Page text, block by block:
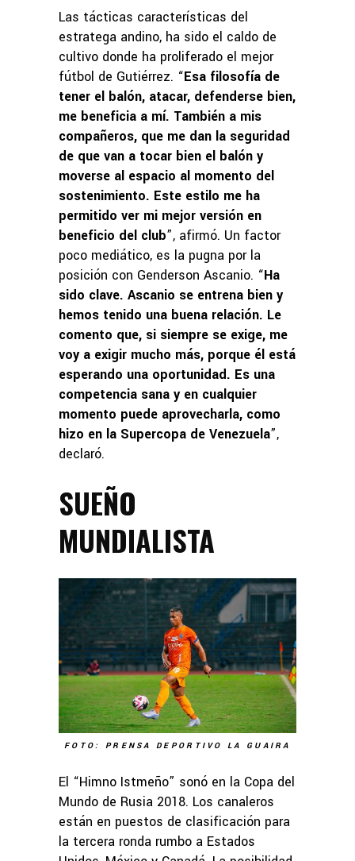
Las tácticas características del
estratega andino, ha sido el caldo de
cultivo donde ha proliferado el mejor
fútbol de Gutiérrez. “Esa filosofía de
tener el balón, atacar, defenderse bien,
me beneficia a mí. También a mis
compañeros, que me dan la seguridad
de que van a tocar bien el balón y
moverse al espacio al momento del
sostenimiento. Este estilo me ha
permitido ver mi mejor versión en
beneficio del club”, afirmó. Un factor
poco mediático, es la pugna por la
posición con Genderson Ascanio. “Ha
sido clave. Ascanio se entrena bien y
hemos tenido una buena relación. Le
comento que, si siempre se exige, me
voy a exigir mucho más, porque él está
esperando una oportunidad. Es una
competencia sana y en cualquier
momento puede aprovecharla, como
hizo en la Supercopa de Venezuela”,
declaró.
SUEÑO
MUNDIALISTA
FOTO: PRENSA DEPORTIVO LA GUAIRA
El “Himno Istmeño” sonó en la Copa del
Mundo de Rusia 2018. Los canaleros
están en puestos de clasificación para
la tercera ronda rumbo a Estados